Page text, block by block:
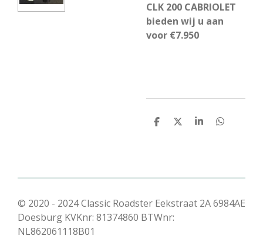
CLK 200 CABRIOLET
bieden wij u aan
voor €7.950
D
D
S
D
© 2020 - 2024 Classic Roadster Eekstraat 2A 6984AE
Doesburg KVKnr: 81374860 BTWnr:
NL862061118B01